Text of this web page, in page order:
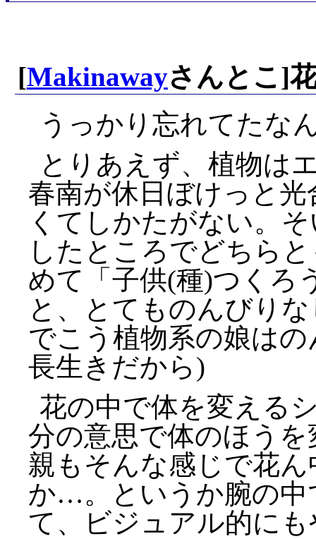
[Makinawayさんとこ]
うっかり忘れてたな
とりあえず、植物は
春南が休日ぼけっと
くてしかたがない。
したところでどちら
めて「子供(種)つく
と、とてものんびり
でこう植物系の娘は
長生きだから)
花の中で体を変える
分の意思で体のほう
親もそんな感じで花
か…。というか腕の中
て、ビジュアル的に